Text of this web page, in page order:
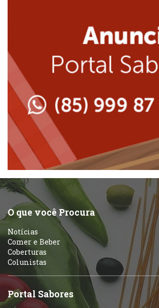
Japonesa e Oriental
Lanchonetes
Massas
Peixes e Frutos do Mar
Pizzarias
Portuguesa
Self-service
Sobremesas e sorvetes
Peixes e Frutos do Mar
Pizzarias
Portuguesa
Sobremesas e sorvetes
Variados
O que você Procura
Notícias
Comer e Beber
Coberturas
Colunistas
Portal Sabores